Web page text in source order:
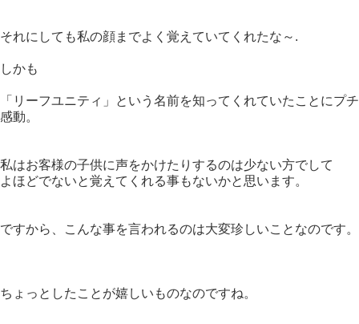
それにしても私の顔までよく覚えていてくれたな～.
しかも
「リーフユニティ」という名前を知ってくれていたことにプチ
感動。
私はお客様の子供に声をかけたりするのは少ない方でして
よほどでないと覚えてくれる事もないかと思います。
ですから、こんな事を言われるのは大変珍しいことなのです。
ちょっとしたことが嬉しいものなのですね。